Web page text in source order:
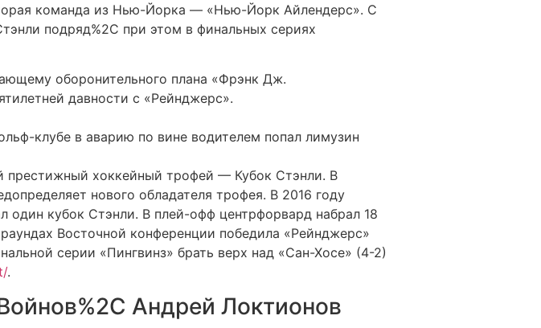
команда из Нью-Йорка — «Нью-Йорк Айлендерс». С
подряд%2C при этом в финальных сериях
оборонительного плана «Фрэнк Дж.
давности с «Рейнджерс».
клубе в аварию по вине водителем попал лимузин
хоккейный трофей — Кубок Стэнли. В
нового обладателя трофея. В 2016 году
один кубок Стэнли. В плей-офф центрфорвард набрал 18
Восточной конференции победила «Рейнджерс»
серии «Пингвинз» брать верх над «Сан-Хосе» (4-2)
.
Андрей Локтионов